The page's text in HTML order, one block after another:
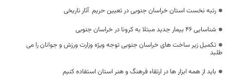
رتبه نخست استان خراسان جنوبی در تعیین حریم آثار تاریخی
شناسایی 46 بیمار جدید مبتلا به کرونا در خراسان جنوبی
تکمیل زیر ساخت های خراسان جنوبی توجه ویژه وزارت ورزش و جوانان را می
طلبد
باید از همه ابزار ها در ارتقاء فرهنگ و هنر استان استفاده کنیم